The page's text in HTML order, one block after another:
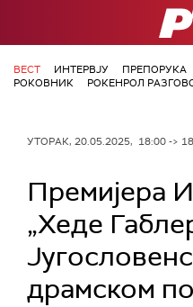
РТС
ВЕСТ ИНТЕРВЈУ ПРЕПОРУКА
РОКОВНИК
РОКЕНРОЛ
УТОРАК, 20.05.2025, 18:00 ->
Премијера
„Хеде
драмском